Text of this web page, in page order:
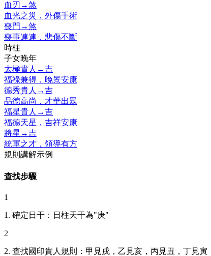
血刃 →煞
血光之災，外傷手術
喪門 →煞
喪事連連，悲傷不斷
時柱
子女晚年
太極貴人 →吉
福祿兼得，晚景安康
德秀貴人 →吉
品德高尚，才華出眾
福星貴人 →吉
福德天星，吉祥安康
將星 →吉
統軍之才，領導有方
規則講解示例
查找步驟
1
1. 確定日干：日柱天干為"庚"
2
2. 查找國印貴人規則：甲見戌，乙見亥，丙見丑，丁見